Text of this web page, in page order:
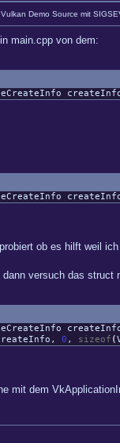
Demo Source mit
main.cpp von dem:
ob es hilft weil
versuch das struct
0 , sizeof (
mit dem